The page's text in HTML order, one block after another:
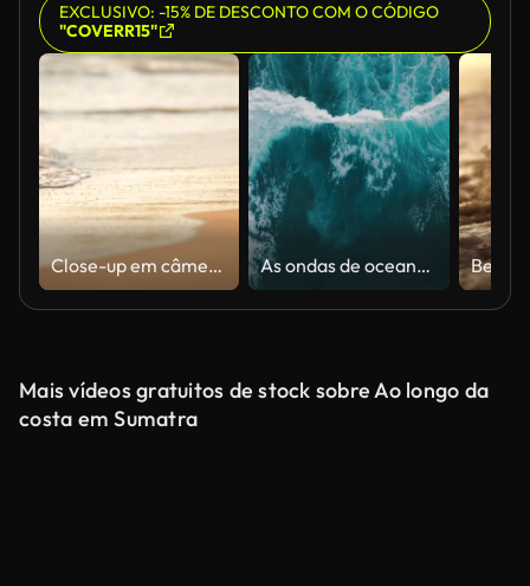
EXCLUSIVO: -15% DE DESCONTO COM O CÓDIGO
"COVERR15"
Close-up em câmera lenta da borda da onda do mar em uma praia de areia. Fundo tropical calmo do espaço da cópia As ondas de oceano da vista aérea quebram na espuma ao longo da costa
Mais vídeos gratuitos de stock sobre Ao longo da
costa em Sumatra